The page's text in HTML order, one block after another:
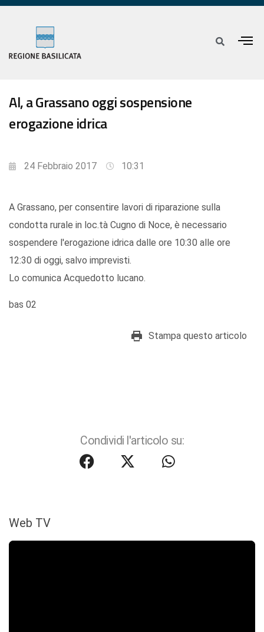
Al, a Grassano oggi sospensione
erogazione idrica
24 Febbraio 2017 10:31
A Grassano, per consentire lavori di riparazione sulla
condotta rurale in loc.tà Cugno di Noce, è necessario
sospendere l'erogazione idrica dalle ore 10:30 alle ore
12:30 di oggi, salvo imprevisti.
Lo comunica Acquedotto lucano.
bas 02
Stampa questo articolo
Condividi l'articolo su:
Web TV